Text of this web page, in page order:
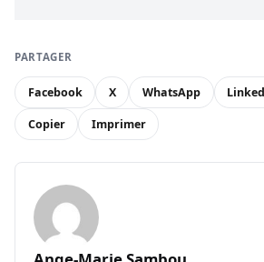
PARTAGER
Facebook X WhatsApp
Copier Imprimer